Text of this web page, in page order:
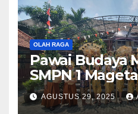
OLAH RAGA
Pawai Budaya
SMPN 1
Tema
Kreatif Inovasi
AGUSTUS 29, 2025